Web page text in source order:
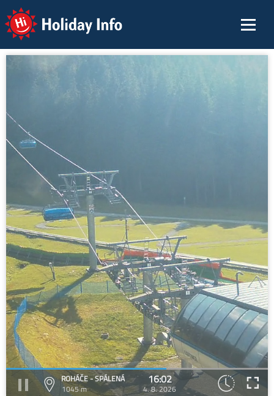
Holiday Info
ROHÁČE - SPÁLENÁ
1045 m
16:02
4. 8. 2026